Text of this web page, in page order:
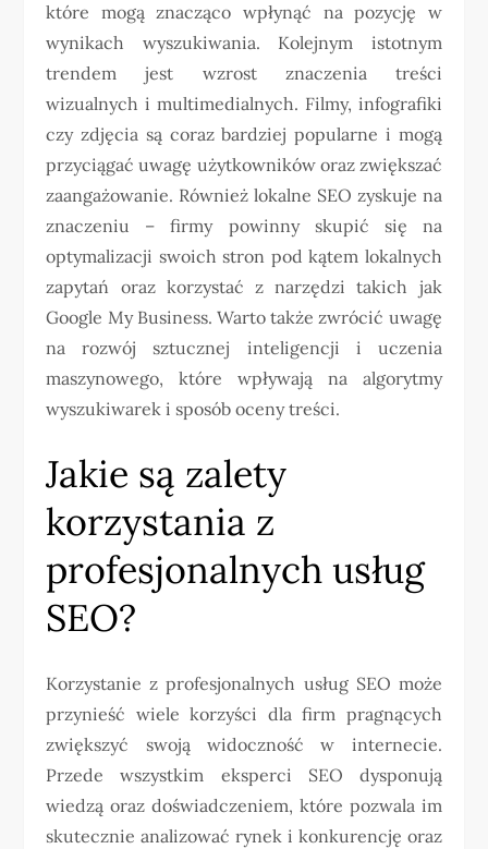
które mogą znacząco wpłynąć na pozycję w
wynikach wyszukiwania. Kolejnym istotnym
trendem jest wzrost znaczenia treści
wizualnych i multimedialnych. Filmy, infografiki
czy zdjęcia są coraz bardziej popularne i mogą
przyciągać uwagę użytkowników oraz zwiększać
zaangażowanie. Również lokalne SEO zyskuje na
znaczeniu – firmy powinny skupić się na
optymalizacji swoich stron pod kątem lokalnych
zapytań oraz korzystać z narzędzi takich jak
Google My Business. Warto także zwrócić uwagę
na rozwój sztucznej inteligencji i uczenia
maszynowego, które wpływają na algorytmy
wyszukiwarek i sposób oceny treści.
Jakie są zalety
korzystania z
profesjonalnych usług
SEO?
Korzystanie z profesjonalnych usług SEO może
przynieść wiele korzyści dla firm pragnących
zwiększyć swoją widoczność w internecie.
Przede wszystkim eksperci SEO dysponują
wiedzą oraz doświadczeniem, które pozwala im
skutecznie analizować rynek i konkurencję oraz